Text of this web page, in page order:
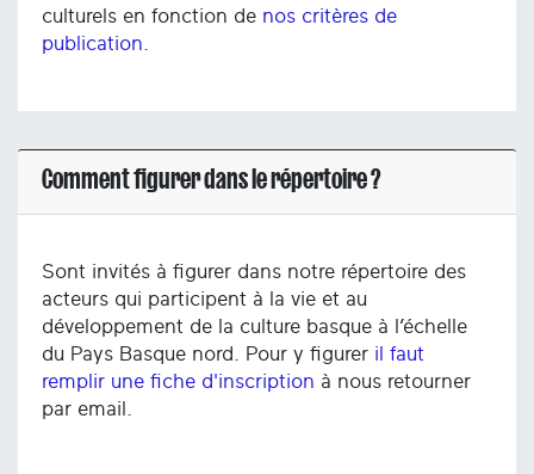
culturels en fonction de nos critères de
publication
Comment figurer dans le répertoire ?
Sont invités à figurer dans notre répertoire des
acteurs qui participent à la vie et au
développement de la culture basque à l’échelle
du Pays Basque nord. Pour y figurer il faut
remplir une fiche d'inscription à nous retourner
par email.